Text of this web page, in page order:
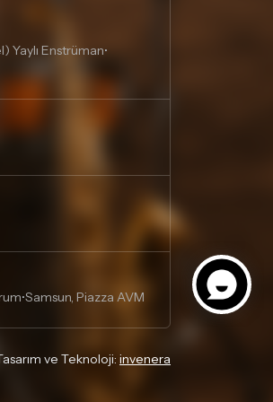
Yaylı Enstrüman•
•Samsun, Piazza AVM
ve Teknoloji: invenera